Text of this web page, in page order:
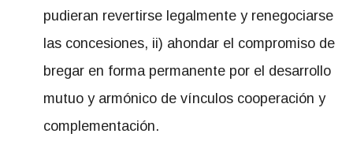
pudieran revertirse legalmente y renegociarse
las concesiones, ii) ahondar el compromiso de
bregar en forma permanente por el desarrollo
mutuo y armónico de vínculos cooperación y
complementación.